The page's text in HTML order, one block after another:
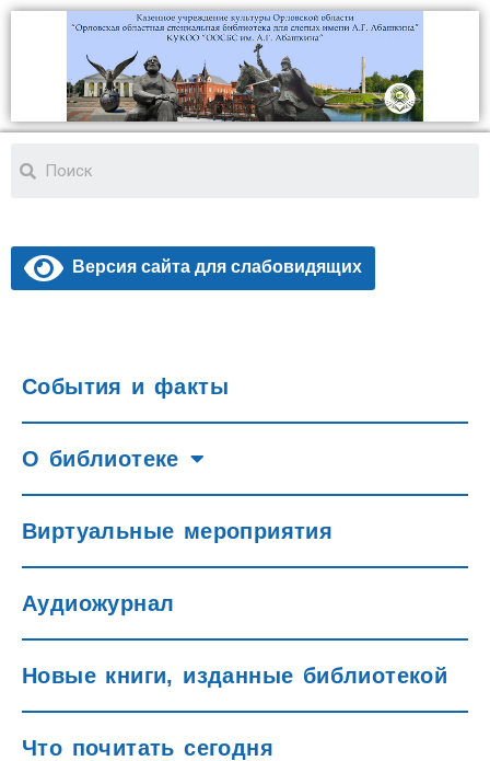
Версия сайта для слабовидящих
События и факты
О библиотеке
Виртуальные мероприятия
Аудиожурнал
Новые книги, изданные библиотекой
Что почитать сегодня